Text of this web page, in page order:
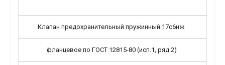
Клапан предохранительный пружинный 17с6нж
фланцевое по ГОСТ 12815-80 (исп.1, ряд 2)